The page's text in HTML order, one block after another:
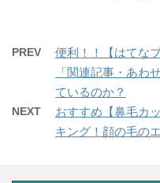
PREV
便利！！【はてな
「関連記事・あわ
ているのか？
NEXT
おすすめ【鼻毛カ
キング！顔の毛の